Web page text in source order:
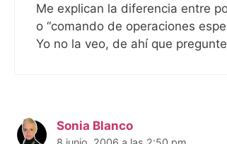
Me explican la diferencia entre
o “comando de operaciones
Yo no la veo, de ahí que
Sonia Blanco